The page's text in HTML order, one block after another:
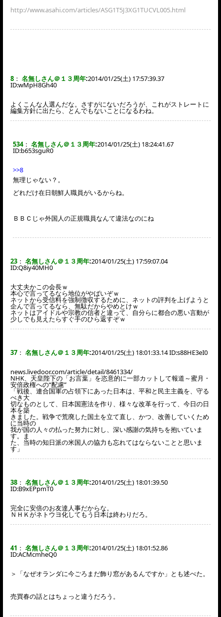
http://www.asahi.com/articles/ASG1T5J3XG1TUCVL005.html
8 ： 名無しさん＠１３周年:2014/01/25(土) 17:57:39.37
ID:wMpH8Gh40
よくこんな人選んだな。さすがにないだろうが、これがストレートに
編集方針に出たら、とんでもないことになるわね。
534： 名無しさん＠１３周年:2014/01/25(土) 18:24:41.67
ID:b653sguR0
>>8
無理じゃない？。
どれだけ在日朝鮮人職員がいるからね。
ＢＢＣじゃ外国人の正規職員なんて違法なのにね
23 ： 名無しさん＠１３周年:2014/01/25(土) 17:59:07.04
ID:Q8iy40MH0
大丈夫かこの会長ｗ
本心で言ってるなら地位がやばいぞｗ
ネットから受信料を強制徴収するために、ネットの評判を上げようと
企んで言ってるなら、無駄だからやめとけｗ
ネットはアイドルや宗教の信者と違って、自分らに都合の悪い言動が
少しでも見えたらすぐ手のひら返すぞｗ
37 ： 名無しさん＠１３周年:2014/01/25(土) 18:01:33.14 ID:s88HE3eI0
news.livedoor.com/article/detail/8461334/
NHK、天皇陛下の「お言葉」を恣意的に一部カットして報道～蜜月・
安倍政権への“配慮”
「戦後、連合国軍の占領下にあった日本は、平和と民主主義を、守る
べき大
切なものとして、日本国憲法を作り、様々な改革を行って、今日の日
本を築
きました。戦争で荒廃した国土を立て直し、かつ、改善していくため
に当時の
我が国の人々の払った努力に対し、深い感謝の気持ちを抱いていま
す。ま
た、当時の知日派の米国人の協力も忘れてはならないことと思いま
す」
38 ： 名無しさん＠１３周年:2014/01/25(土) 18:01:39.50
ID:B9xEPpmT0
完全に安倍のお友達人事だからな。
ＮＨＫがネトウヨ化してもう日本は終わりだろ。
41 ： 名無しさん＠１３周年:2014/01/25(土) 18:01:52.86
ID:ACMcmheQ0
＞「なぜオランダに今ごろまだ飾り窓があるんですか」とも述べた。
売買春の話とはちょっと違うだろう。